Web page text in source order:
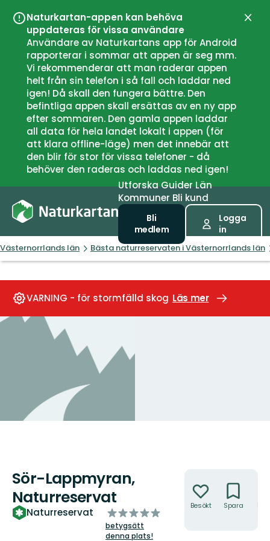
Naturkartan-appen kan behöva
uppdateras för vissa användare
Användare av Naturkartans app för Android
rapporterar i sommar att appen är seg mm.
Vi rekommenderar att man raderar appen
helt från sin telefon i så fall och laddar ned
igen! Då skall den fungera bättre. Den
befintliga appen skall ersättas av en ny app
efter sommaren. Den gamla appen laddar
all data för hela landet lokalt i appen (för
att klara offline-läge) men det innebär att
den blir för stor för vissa telefoner - då
behöver den raderas och laddas ned igen!
UtforskaGuiderLän
Kommuner Bli kund
Bli
medlem
Logga
in
Västernorrlands län Bästa naturreservaten i Västernorrlands län
VARNING - för stormfälld skog Läs mer
Sör-Lappmyran,
Naturreservat
Naturreservat
av
5
stjärnor
betygsätt
denna plats!
Besökt Spara